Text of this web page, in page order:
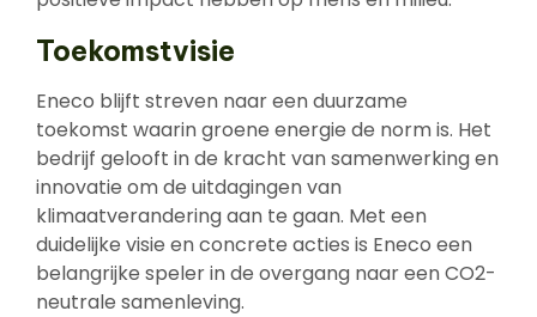
Toekomstvisie
Eneco blijft streven naar een duurzame
toekomst waarin groene energie de norm is. Het
bedrijf gelooft in de kracht van samenwerking en
innovatie om de uitdagingen van
klimaatverandering aan te gaan. Met een
duidelijke visie en concrete acties is Eneco een
belangrijke speler in de overgang naar een CO2-
neutrale samenleving.